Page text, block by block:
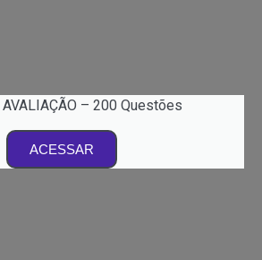
– 200 Questões
ACESSAR